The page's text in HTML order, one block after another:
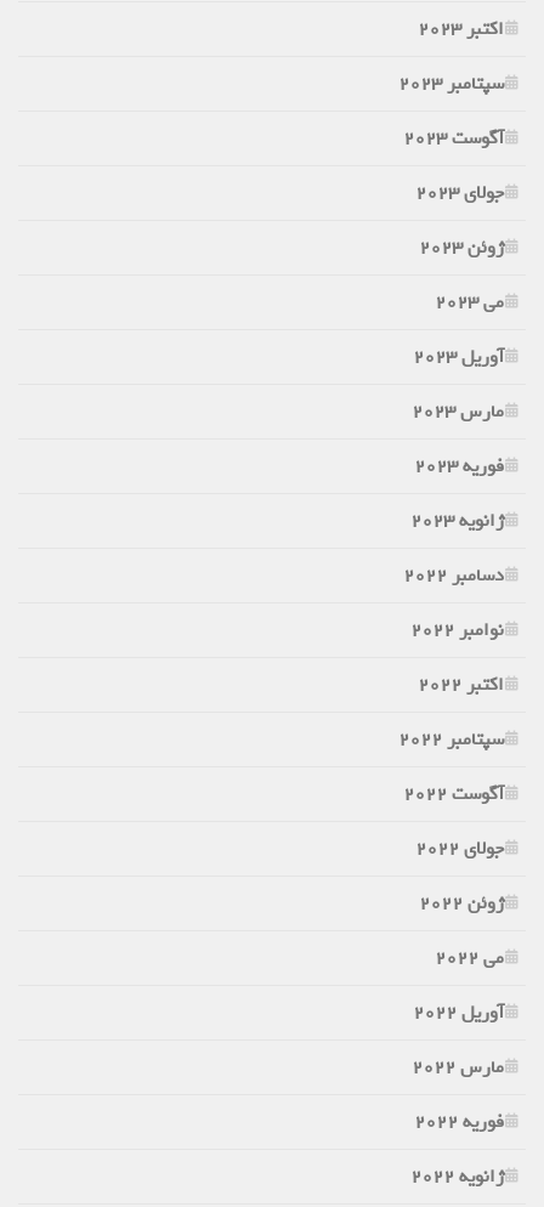
اکتبر 2023
سپتامبر 2023
آگوست 2023
جولای 2023
ژوئن 2023
می 2023
آوریل 2023
مارس 2023
فوریه 2023
ژانویه 2023
دسامبر 2022
نوامبر 2022
اکتبر 2022
سپتامبر 2022
آگوست 2022
جولای 2022
ژوئن 2022
می 2022
آوریل 2022
مارس 2022
فوریه 2022
ژانویه 2022